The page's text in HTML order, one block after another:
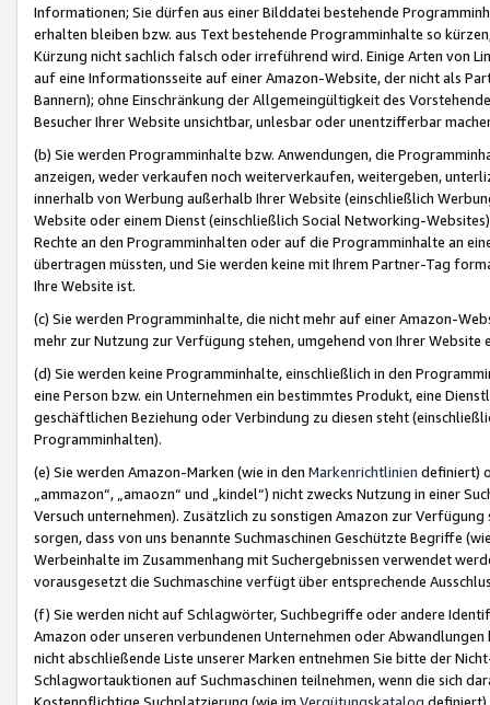
Informationen; Sie dürfen aus einer Bilddatei bestehende
erhalten bleiben bzw. aus Text bestehende Programminhalte so
Kürzung nicht sachlich falsch oder irreführend wird. Einige Arten von
auf eine Informationsseite auf einer Amazon-Website, der nicht als
Bannern); ohne Einschränkung der Allgemeingültigkeit des
Besucher Ihrer Website unsichtbar, unlesbar oder unentzifferbar
(b) Sie werden Programminhalte bzw. Anwendungen, die
anzeigen, weder verkaufen noch weiterverkaufen, weitergeben,
innerhalb von Werbung außerhalb Ihrer Website (einschließlich
Website oder einem Dienst (einschließlich Social Networking-
Rechte an den Programminhalten oder auf die Programminhalte an
übertragen müssten, und Sie werden keine mit Ihrem Partner-Tag
Ihre Website ist.
(c) Sie werden Programminhalte, die nicht mehr auf einer Amazon-
mehr zur Nutzung zur Verfügung stehen, umgehend von Ihrer
(d) Sie werden keine Programminhalte, einschließlich in den
eine Person bzw. ein Unternehmen ein bestimmtes Produkt, eine
geschäftlichen Beziehung oder Verbindung zu diesen steht
Programminhalten).
(e) Sie werden Amazon-Marken (wie in den Markenrichtlinien definiert)
„ammazon“, „amaozn“ und „kindel“) nicht zwecks Nutzung in einer
Versuch unternehmen). Zusätzlich zu sonstigen Amazon zur
sorgen, dass von uns benannte Suchmaschinen Geschützte Begriffe
Werbeinhalte im Zusammenhang mit Suchergebnissen verwendet
vorausgesetzt die Suchmaschine verfügt über entsprechende
(f) Sie werden nicht auf Schlagwörter, Suchbegriffe oder andere
Amazon oder unseren verbundenen Unternehmen oder
nicht abschließende Liste unserer Marken entnehmen Sie bitte der
Schlagwortauktionen auf Suchmaschinen teilnehmen, wenn die sich
Kostenpflichtige Suchplatzierung (wie im Vergütungskatalog definiert)